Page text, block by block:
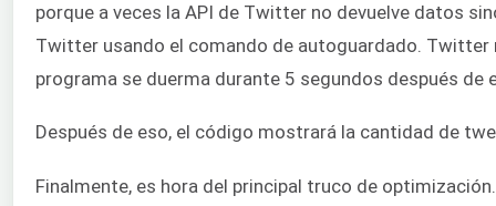
porque a veces la API de Twitter no devuelve datos
Twitter usando el comando de autoguardado.
programa se duerma durante 5 segundos después de
Después de eso, el código mostrará la cantidad de
Finalmente, es hora del principal truco de